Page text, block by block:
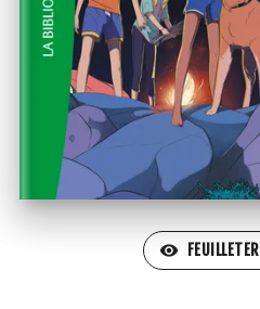
visibility FEUILLETER